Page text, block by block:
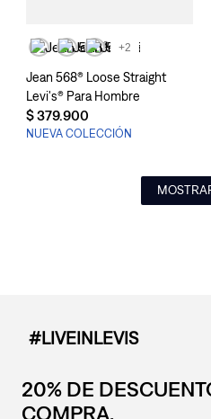
+2
Jean 568® Loose Straight
Levi's® Para Hombre
$379.900
NUEVA COLECCIÓN
#LIVEINLEVIS
20% DE
COMPRA.